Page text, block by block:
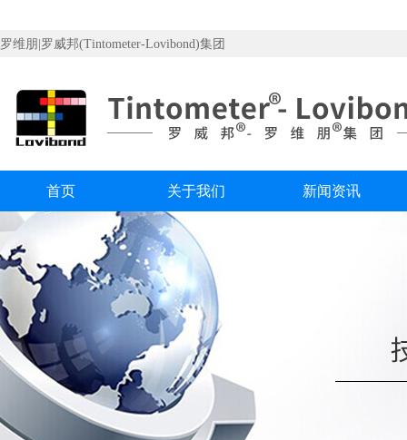
罗维朋|罗威邦(Tintometer-Lovibond)集团
首页 关于我们 新闻资讯